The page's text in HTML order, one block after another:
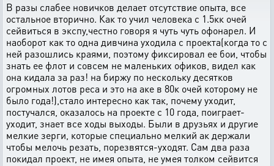
В разы слабее новичков делает отсутствие опыта, все
остальное вторично. Как то учил человека с 1.5кк очей
сейвиться в экспу,честно говоря я чуть чуть офонарел. И
наоборот как то одна дивчина уходила с проекта(когда то с
ней разошлись краями, поэтому фиксировал ее бои, чтобы
знать ее флот и совсем не маленьких офиков, видел как
она кидала за раз! на биржу по нескольку десятков
огромных лотов реса и это на аке в 80к очей которому не
было года!),стало интересно как так, почему уходит,
постучался, оказалось на проекте с 10 года, поиграет-
уходит, знает все ходы выходы. Были в друзьях и другие
мелкие зерги, которые специально мелкий ак держали
чтобы мелочь резать, порезвятся-уходят. Сам два раза
покидал проект, не имея опыта, не умея толком сейвится